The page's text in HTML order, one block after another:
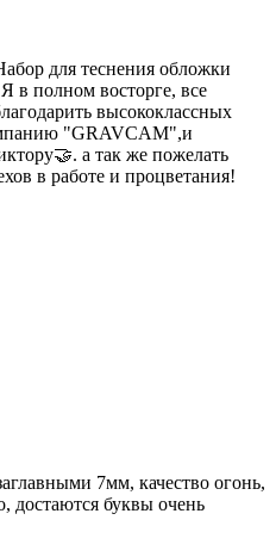
для теснения обложки
в полном восторге, все
высококлассных
"GRAVCAM",и
а так же пожелать
в работе и процветания!
7мм, качество огонь,
достаются буквы очень